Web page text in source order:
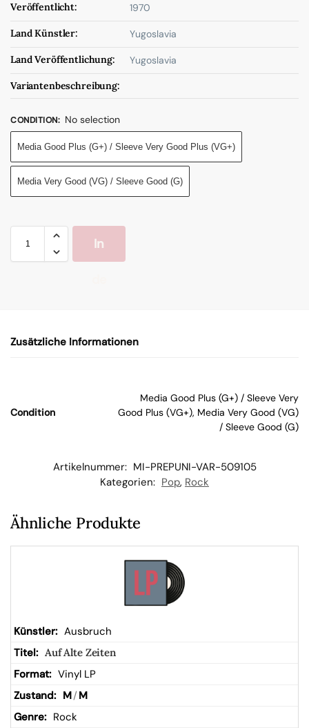
Veröffentlicht: 1970
Land Künstler: Yugoslavia
Land Veröffentlichung: Yugoslavia
Variantenbeschreibung:
CONDITION: No selection
Media Good Plus (G+) / Sleeve Very Good Plus (VG+)
Media Very Good (VG) / Sleeve Good (G)
In
W
Zusätzliche Informationen
Condition
Media Good Plus (G+) / Sleeve Very
Good Plus (VG+), Media Very Good (VG)
/ Sleeve Good (G)
Artikelnummer: MI-PREPUNI-VAR-509105
Kategorien: Pop, Rock
Ähnliche Produkte
Ausbruch
Auf Alte Zeiten
Vinyl LP
M/ M
Rock